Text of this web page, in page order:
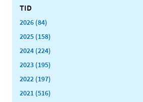
TID
2026 (84)
2025 (158)
2024 (224)
2023 (195)
2022 (197)
2021 (516)